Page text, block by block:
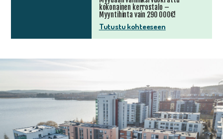
kokonainen kerrostalo –
Myyntihinta vain 290 000€!
Tutustu kohteeseen